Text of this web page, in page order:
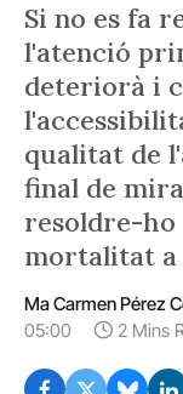
Si no es fa
l'atenció
deteriorà i
qualitat de
final de
resoldre-ho
mortalitat a
Ma Carmen Pérez
05:00
2 Mins